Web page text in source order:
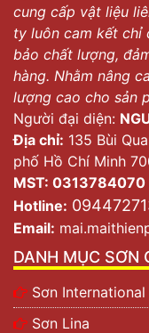
cung cấp vật liệu
ty luôn cam kết chỉ
bảo chất lượng,
hàng. Nhằm nâng
lượng cao cho sản
Người đại diện:
Địa chỉ: 135 Bùi
phố Hồ Chí Minh
MST: 0313784070
Hotline:
Email:
DANH MỤC SƠN
Sơn International
Sơn Lina